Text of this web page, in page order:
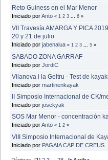
Reto Guiness en el Mar Menor
Iniciado porAnto « 1 2 3 ... 6 »
VII Travesía AMARGA Y PICA
20 y 21 de julio
Iniciado por jabenalua « 1 2 3 ... 5 »
SABADO ZONA GARRAF
Iniciado por JordiC
Vilanova i la Geltru - Test de
Iniciado por martinenkayak
II Simposio Internacional de CK/
Iniciado por josekyak
SOS Mar Menor - concentración
Iniciado porAnto « 1 2 »
VIII Simposio Internacional de
Iniciado por PAGAIA CAP DE CREUS